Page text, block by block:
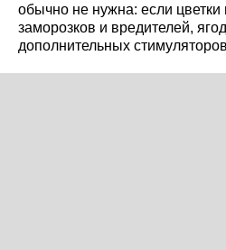
обычно не нужна: если цветки
заморозков и вредителей,
дополнительных